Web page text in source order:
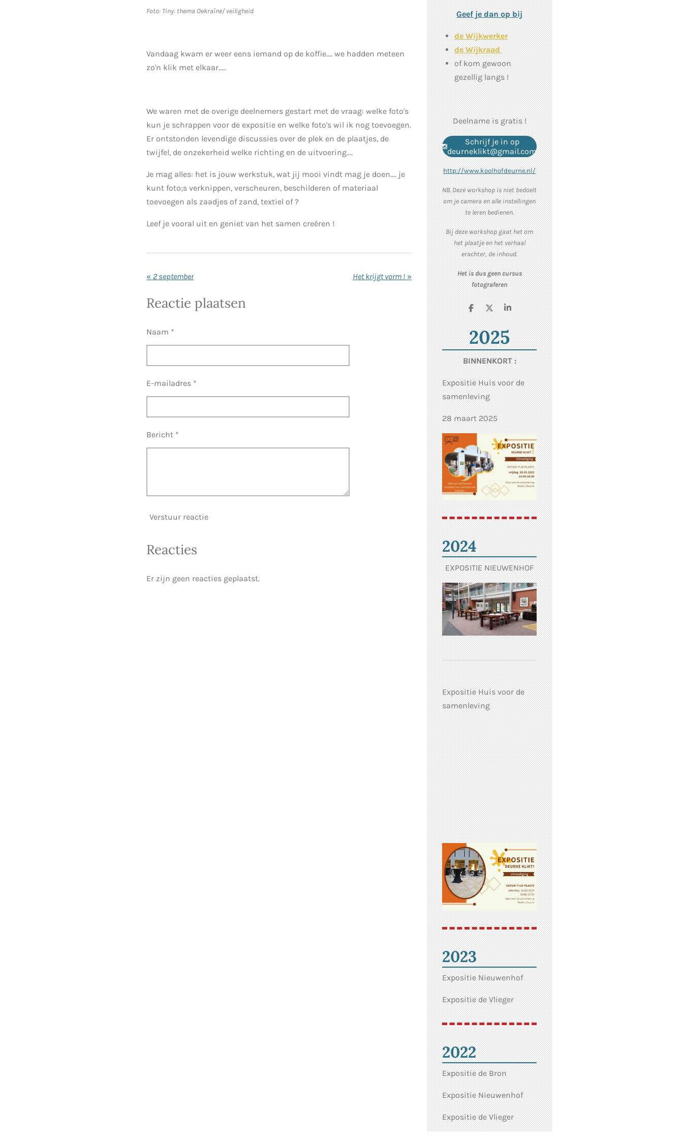
Foto: Tiny: thema Oekraïne/ veiligheid
Vandaag kwam er weer eens iemand op de koffie.... we hadden meteen
zo'n klik met elkaar.....
We waren met de overige deelnemers gestart met de vraag: welke foto's
kun je schrappen voor de expositie en welke foto's wil ik nog toevoegen.
Er ontstonden levendige discussies over de plek en de plaatjes, de
twijfel, de onzekerheid welke richting en de uitvoering....
Je mag alles: het is jouw werkstuk, wat jij mooi vindt mag je doen.... je
kunt foto;s verknippen, verscheuren, beschilderen of materiaal
toevoegen als zaadjes of zand, textiel of ?
Leef je vooral uit en geniet van het samen creëren !
« 2 september Het krijgt vorm ! »
Reactie plaatsen
Naam *
E-mailadres *
Bericht *
Verstuur reactie
Reacties
Er zijn geen reacties geplaatst.
Geef je dan op bij
de Wijkwerker
de Wijkraad
of kom gewoon
gezellig langs !
Deelname is gratis !
Schrijf je in op
deurneklikt@gmail.com
http://www.koolhofdeurne.nl/
NB. Deze workshop is niet bedoelt
om je camera en alle instellingen
te leren bedienen.
Bij deze workshop gaat het om
het plaatje en het verhaal
erachter, de inhoud.
Het is dus geen cursus
fotograferen
D
e
l
e
n
D
e
e
l
S
h
a
r
e
2025
BINNENKORT :
Expositie Huis voor de
samenleving
28 maart 2025
2024
EXPOSITIE NIEUWENHOF
Expositie Huis voor de
samenleving
2023
Expositie Nieuwenhof
Expositie de Vlieger
2022
Expositie de Bron
Expositie Nieuwenhof
Expositie de Vlieger